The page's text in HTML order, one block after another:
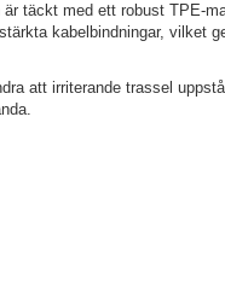
är täckt med ett robust TPE-
kabelbindningar, vilket
att irriterande trassel